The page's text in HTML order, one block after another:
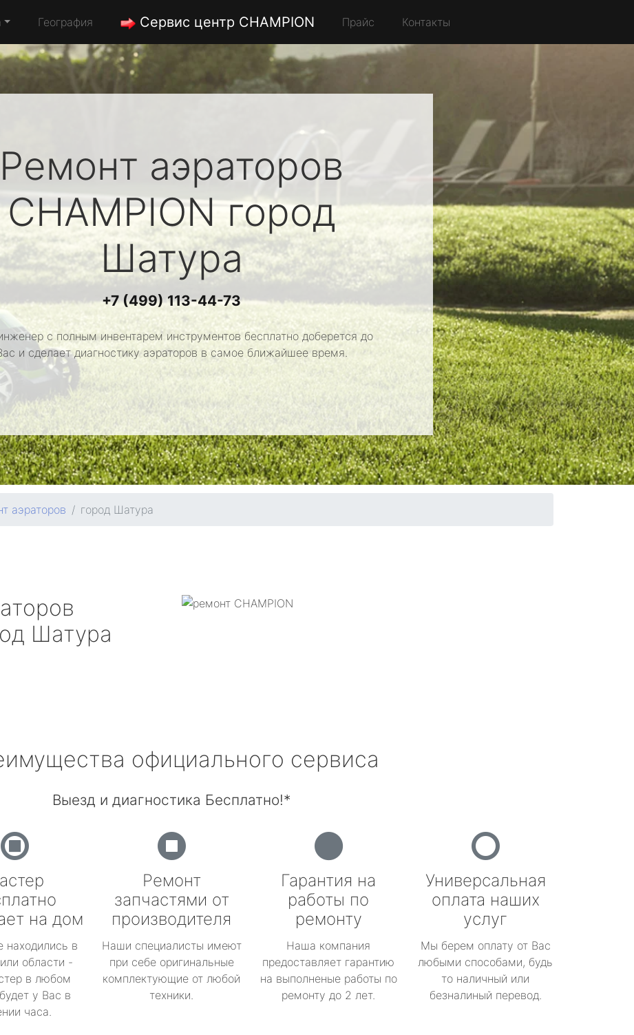
География Сервис центр CHAMPION Прайс Контакты
Ремонт аэраторов
CHAMPIONгород
Шатура
+7 (499) 113-44-73
с полным инвентарем инструментов бесплатно доберется до
и сделает диагностику аэраторов в самое ближайшее время.
аэраторов город Шатура
Шатура
официального сервиса
Выезд и диагностика Бесплатно!*
на дом
находились в
области -
в любом
у Вас в
часа.
Ремонт
запчастями от
производителя
Наши специалисты имеют
при себе оригинальные
комплектующие от любой
техники.
Гарантия на
работы по
ремонту
Наша компания
предоставляет гарантию
на выполненые работы по
ремонту до 2 лет.
Универсальная
оплата наших
услуг
Мы берем оплату от Вас
любыми способами, будь
то наличный или
безналиный перевод.